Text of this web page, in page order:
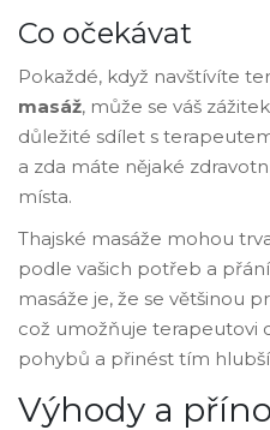
Co očekávat
Pokaždé, když navštívíte
masáž, může se váš
důležité sdílet s
a zda máte nějaké
místa.
Thajské masáže mohou
podle vašich potřeb a
masáže je, že se většinou
což umožňuje terapeutovi
pohybů a přinést tím
Výhody a